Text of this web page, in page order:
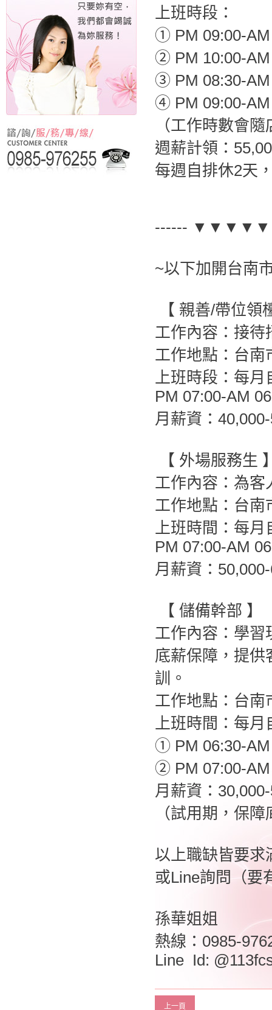
上班時段：
① PM 09:00-AM
② PM 10:00-AM
③ PM 08:30-AM
④ PM 09:00-AM
（工作時數會
週薪計領：
每週自排休2天
------
~以下加開台南
【 親善/帶位領
工作內容：接待
工作地點：台南
上班時段：每月
PM 07:00-AM
月薪資：
【 外場服務生
工作內容：為客
工作地點：台南
上班時間：每月
PM 07:00-AM
月薪資：
【 儲備幹部 】
工作內容：學習
底薪保障，提供
訓。
工作地點：台南
上班時間：每月
① PM 06:30-
② PM 07:00-AM
月薪資：
（試用期，保
以上職缺皆要求
或Line詢問（要
孫華姐姐
熱線：0985-
Line Id:
上一頁